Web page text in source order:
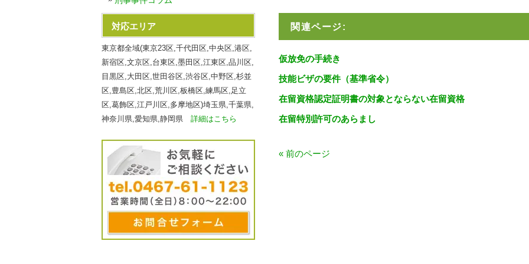
関連ページ:
仮放免の手続き
技能ビザの要件（基準省令）
在留資格認定証明書の対象とならない在留資格
在留特別許可のあらまし
« 前のページ
対応エリア
東京都全域(東京23区,千代田区,中央区,港区,
新宿区,文京区,台東区,墨田区,江東区,品川区,
目黒区,大田区,世田谷区,渋谷区,中野区,杉並
区,豊島区,北区,荒川区,板橋区,練馬区,足立
区,葛飾区,江戸川区,多摩地区)埼玉県,千葉県,
神奈川県,愛知県,静岡県 詳細はこちら